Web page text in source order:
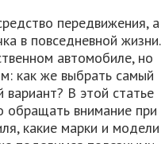
передвижения, а
в повседневной жизни.
автомобиле, но
как же выбрать самый
В этой статье
внимание при
какие марки и модели